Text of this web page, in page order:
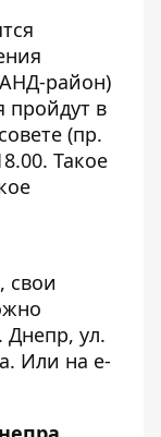
район)
пройдут в
(пр.
Такое
свои
Днепр, ул.
Или на e-